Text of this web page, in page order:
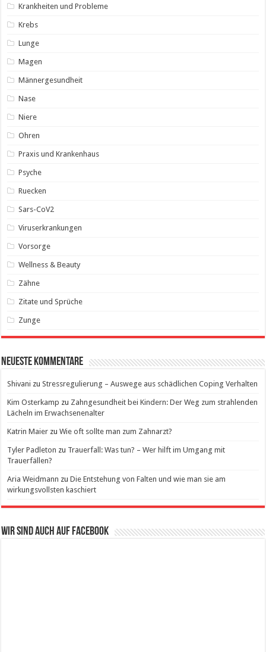
Krankheiten und Probleme
Krebs
Lunge
Magen
Männergesundheit
Nase
Niere
Ohren
Praxis und Krankenhaus
Psyche
Ruecken
Sars-CoV2
Viruserkrankungen
Vorsorge
Wellness & Beauty
Zähne
Zitate und Sprüche
Zunge
Neueste Kommentare
Shivani zuStressregulierung – Auswege aus schädlichen Coping Verhalten
Kim Osterkamp zu Zahngesundheit bei Kindern: Der Weg zum strahlenden
Lächeln im Erwachsenenalter
Katrin Maier zuWie oft sollte man zum Zahnarzt?
Tyler Padleton zu Trauerfall: Was tun? – Wer hilft im Umgang mit
Trauerfällen?
Aria Weidmann zuDie Entstehung von Falten und wie man sie am
wirkungsvollsten kaschiert
Wir sind auch auf Facebook